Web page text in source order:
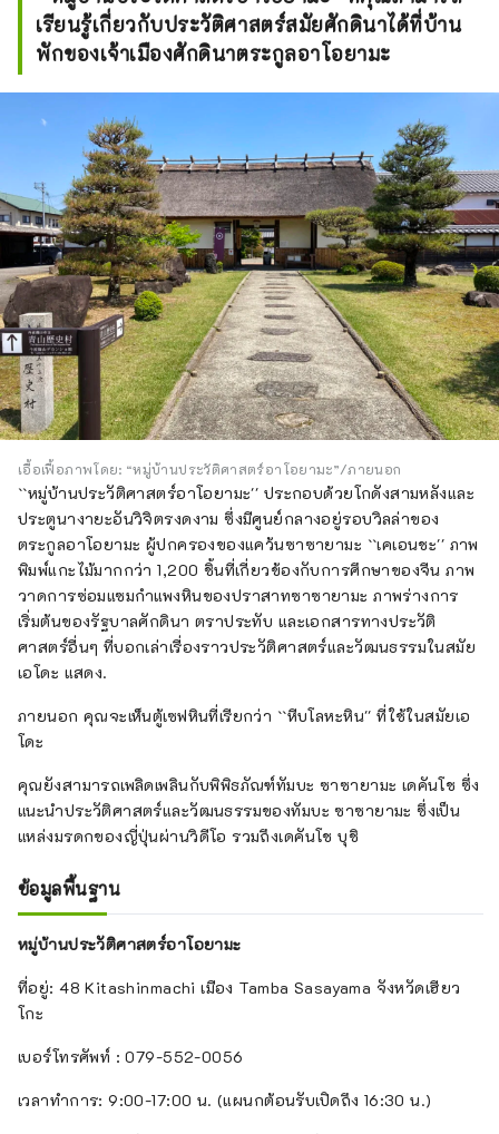
เรียนรู้เกี่ยวกับประวัติศาสตร์สมัยศักดินาได้ที่บ้าน
พักของเจ้าเมืองศักดินาตระกูลอาโอยามะ
เอื้อเฟื้อภาพโดย: “หมู่บ้านประวัติศาสตร์อาโอยามะ”/ภายนอก
``หมู่บ้านประวัติศาสตร์อาโอยามะ'' ประกอบด้วยโกดังสามหลังและ
ประตูนางายะอันวิจิตรงดงาม ซึ่งมีศูนย์กลางอยู่รอบวิลล่าของ
ตระกูลอาโอยามะ ผู้ปกครองของแคว้นซาซายามะ ``เคเอนชะ'' ภาพ
พิมพ์แกะไม้มากกว่า 1,200 ชิ้นที่เกี่ยวข้องกับการศึกษาของจีน ภาพ
วาดการซ่อมแซมกำแพงหินของปราสาทซาซายามะ ภาพร่างการ
เริ่มต้นของรัฐบาลศักดินา ตราประทับ และเอกสารทางประวัติ
ศาสตร์อื่นๆ ที่บอกเล่าเรื่องราวประวัติศาสตร์และวัฒนธรรมในสมัย
เอโดะ แสดง.
ภายนอก คุณจะเห็นตู้เซฟหินที่เรียกว่า ``หีบโลหะหิน'' ที่ใช้ในสมัยเอ
โดะ
คุณยังสามารถเพลิดเพลินกับพิพิธภัณฑ์ทัมบะ ซาซายามะ เดคันโช ซึ่ง
แนะนำประวัติศาสตร์และวัฒนธรรมของทัมบะ ซาซายามะ ซึ่งเป็น
แหล่งมรดกของญี่ปุ่นผ่านวิดีโอ รวมถึงเดคันโช บุชิ
ข้อมูลพื้นฐาน
หมู่บ้านประวัติศาสตร์อาโอยามะ
ที่อยู่: 48 Kitashinmachi เมือง Tamba Sasayama จังหวัดเฮียว
โกะ
เบอร์โทรศัพท์ : 079-552-0056
เวลาทำการ: 9:00-17:00 น. (แผนกต้อนรับเปิดถึง 16:30 น.)